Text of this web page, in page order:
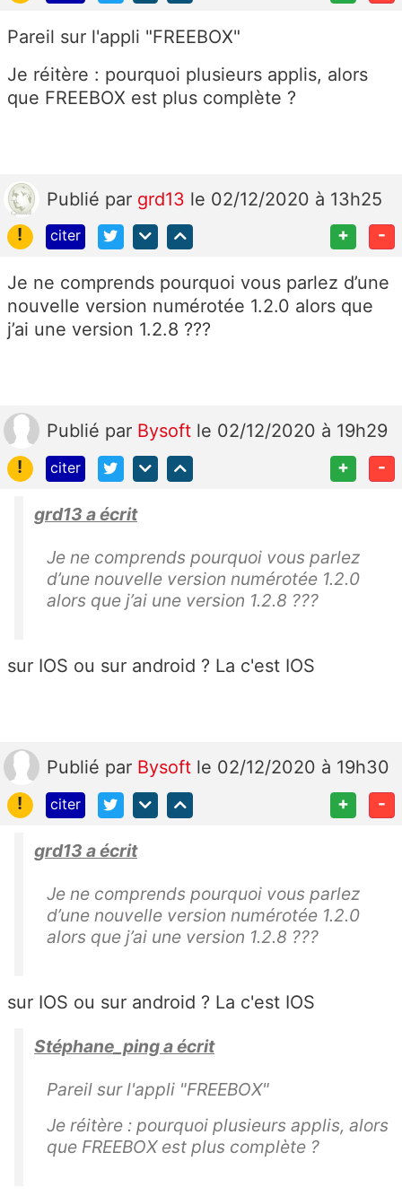
Pareil sur l'appli "FREEBOX"
Je réitère : pourquoi plusieurs applis, alors
que FREEBOX est plus complète ?
Publié par grd13 le 02/12/2020 à 13h25
!
citer + -
Je ne comprends pourquoi vous parlez d’une
nouvelle version numérotée 1.2.0 alors que
j’ai une version 1.2.8 ???
Publié par Bysoft le 02/12/2020 à 19h29
!
citer + -
grd13 a écrit
Je ne comprends pourquoi vous parlez
d’une nouvelle version numérotée 1.2.0
alors que j’ai une version 1.2.8 ???
sur IOS ou sur android ? La c'est IOS
Publié par Bysoft le 02/12/2020 à 19h30
!
citer + -
grd13 a écrit
Je ne comprends pourquoi vous parlez
d’une nouvelle version numérotée 1.2.0
alors que j’ai une version 1.2.8 ???
sur IOS ou sur android ? La c'est IOS
Stéphane_ping a écrit
Pareil sur l'appli "FREEBOX"
Je réitère : pourquoi plusieurs applis, alors
que FREEBOX est plus complète ?